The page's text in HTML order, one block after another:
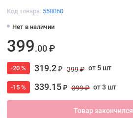
Код товара: 558060
Нет в наличии
399.00 ₽
-20 % 319.2₽ 399 ₽ от 5 шт
-15 % 339.15₽ 399 ₽ от 3 шт
Товар закончился